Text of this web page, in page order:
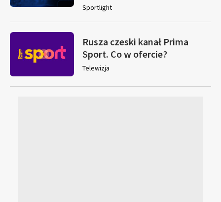
Sportlight
Rusza czeski kanał Prima
Sport. Co w ofercie?
Telewizja